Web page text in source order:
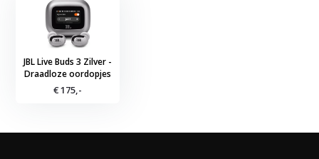
JBL Live Buds 3 Zilver -
Draadloze oordopjes
€ 175,-